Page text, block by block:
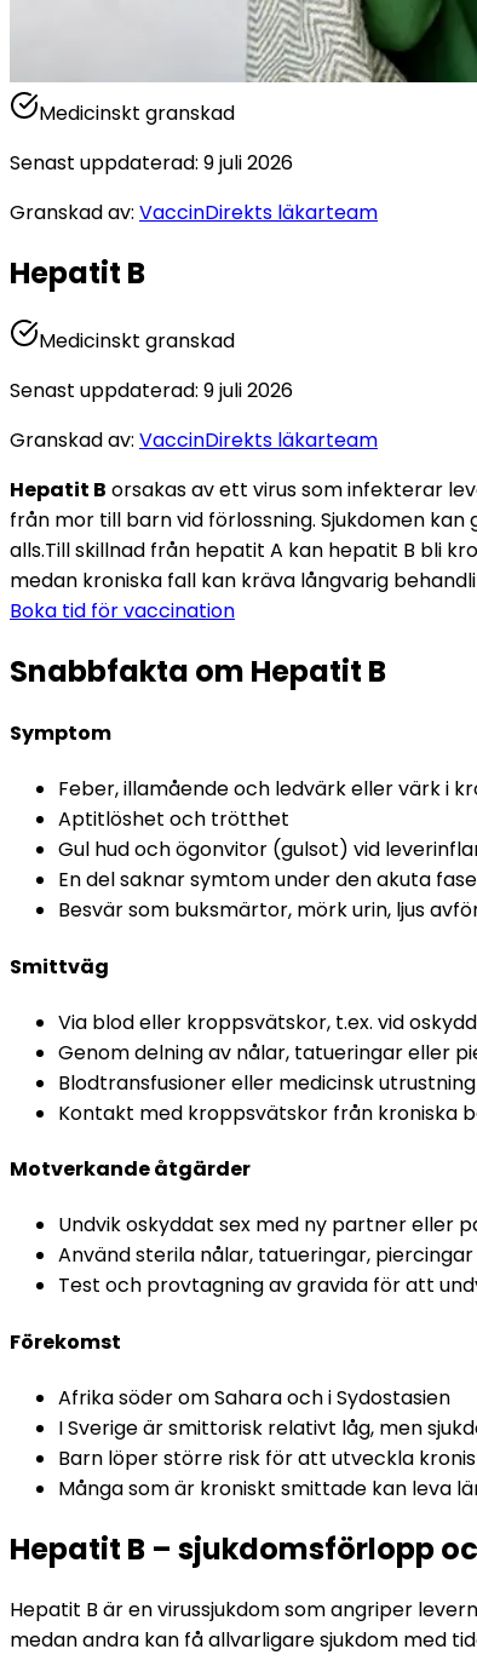
Medicinskt granskad
Senast uppdaterad: 9 juli 2026
Granskad av: VaccinDirekts läkarteam
Hepatit B
Medicinskt granskad
Senast uppdaterad: 9 juli 2026
Granskad av: VaccinDirekts läkarteam
Hepatit B orsakas av ett virus som infekterar
från mor till barn vid förlossning. Sjukdomen
alls.Till skillnad från hepatit A kan hepatit B bli
medan kroniska fall kan kräva långvarig
Boka tid för vaccination
Snabbfakta om Hepatit B
Symptom
Feber, illamående och ledvärk eller värk i
Aptitlöshet och trötthet
Gul hud och ögonvitor (gulsot) vid
En del saknar symtom under den akuta
Besvär som buksmärtor, mörk urin, ljus
Smittväg
Via blod eller kroppsvätskor, t.ex. vid
Genom delning av nålar, tatueringar eller
Blodtransfusioner eller medicinsk
Kontakt med kroppsvätskor från kroniska
Motverkande åtgärder
Undvik oskyddat sex med ny partner eller
Använd sterila nålar, tatueringar,
Test och provtagning av gravida för att
Förekomst
Afrika söder om Sahara och i Sydostasien
I Sverige är smittorisk relativt låg, men
Barn löper större risk för att utveckla
Många som är kroniskt smittade kan leva
Hepatit B – sjukdomsförlopp
Hepatit B är en virussjukdom som angriper
medan andra kan få allvarligare sjukdom med